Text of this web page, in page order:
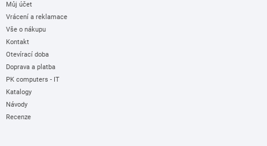
Můj účet
Vrácení a reklamace
Vše o nákupu
Kontakt
Otevírací doba
Doprava a platba
PK computers - IT
Katalogy
Návody
Recenze